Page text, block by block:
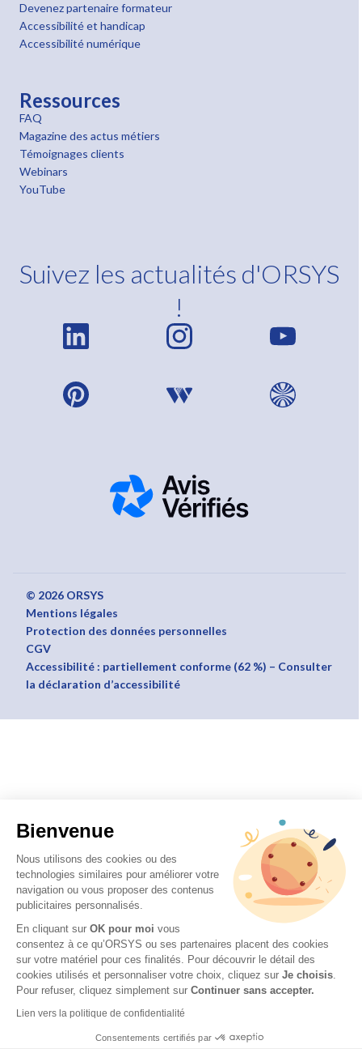
Bienvenue
Nous utilisons des cookies ou des
technologies similaires pour améliorer votre
navigation ou vous proposer des contenus
publicitaires personnalisés.
En cliquant sur OK pour moi vous
consentez à ce qu’ORSYS ou ses partenaires placent des cookies
sur votre matériel pour ces finalités. Pour découvrir le détail des
cookies utilisés et personnaliser votre choix, cliquez sur Je choisis.
Pour refuser, cliquez simplement sur Continuer sans accepter.
Lien vers la politique de confidentialité
Consentements certifiés par
Devenez partenaire formateur
Accessibilité et handicap
Accessibilité numérique
Ressources
FAQ
Magazine des actus métiers
Témoignages clients
Webinars
YouTube
Suivez les actualités d'ORSYS
!
© 2026 ORSYS
Mentions légales
Protection des données personnelles
CGV
Accessibilité : partiellement conforme (62 %) – Consulter
la déclaration d’accessibilité